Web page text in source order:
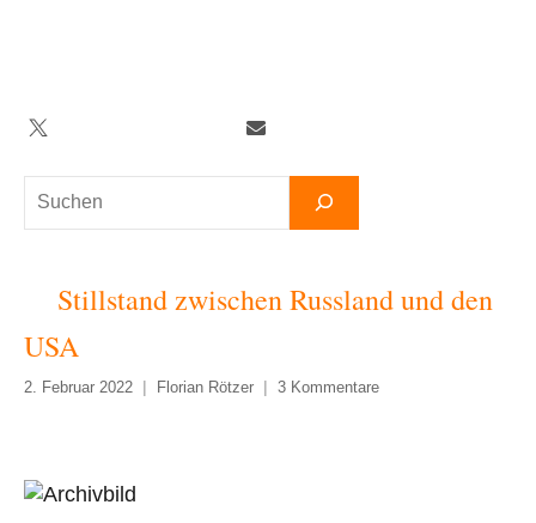
Suchen
Twitter TelegramNewsletter
Stillstand zwischen Russland und den
USA
2. Februar 2022 Florian Rötzer 3 Kommentare